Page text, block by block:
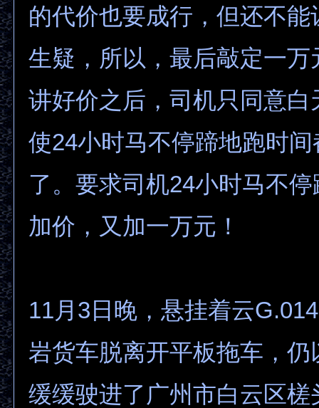
的代价也要成行，但还不能
生疑，所以，最后敲定一万
讲好价之后，司机只同意白
使24小时马不停蹄地跑时
了。要求司机24小时马不
加价，又加一万元！
11月3日晚，悬挂着云
岩货车脱离开平板拖车，仍
缓缓驶进了广州市白云区槎